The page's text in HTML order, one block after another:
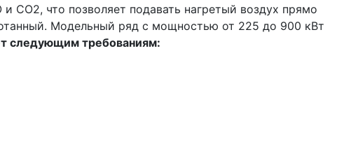
СО2, что позволяет подавать нагретый воздух прямо
Модельный ряд c мощностью от 225 до 900 кВт
следующим требованиям: